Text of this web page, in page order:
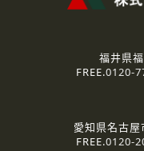
なお、ご連絡手段は、
2.個人情報の第三者提供
ご提供いただいた個人
3.個人情報の取り扱い
弊社の定める個人情報
人情報を委託する場合
福井県
FREE.0120-
愛知県名古
FREE.0120-